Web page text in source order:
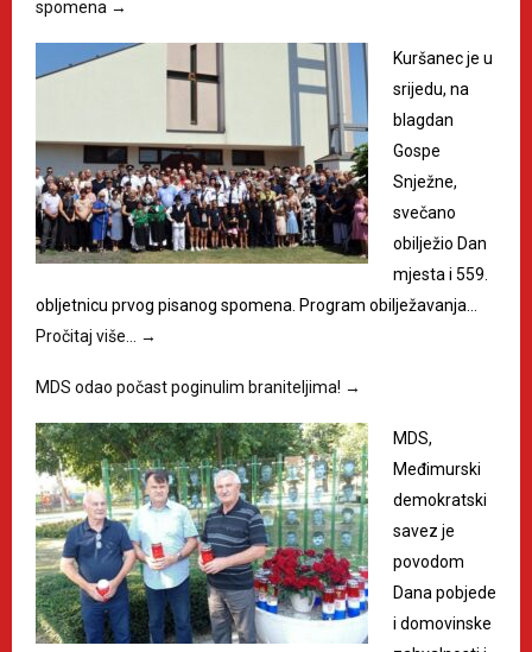
spomena →
Kuršanec je u
srijedu, na
blagdan
Gospe
Snježne,
svečano
obilježio Dan
mjesta i 559.
obljetnicu prvog pisanog spomena. Program obilježavanja…
Pročitaj više… →
MDS odao počast poginulim braniteljima! →
MDS,
Međimurski
demokratski
savez je
povodom
Dana pobjede
i domovinske